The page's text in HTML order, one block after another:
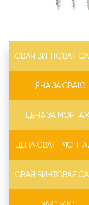
ЦЕНА ЗА СВАЮ
ЦЕНА ЗА